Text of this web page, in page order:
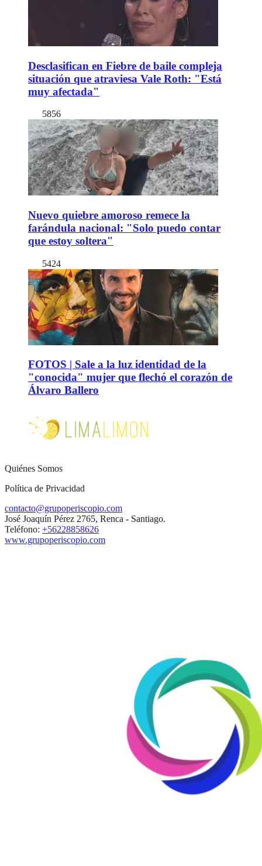
Desclasifican en Fiebre de baile compleja
situación que atraviesa Vale Roth: "Está
muy afectada"
5856
Nuevo quiebre amoroso remece la
farándula nacional: "Solo puedo contar
que estoy soltera"
5424
FOTOS | Sale a la luz identidad de la
"conocida" mujer que flechó el corazón de
Álvaro Ballero
Quiénes Somos
Política de Privacidad
contacto@grupoperiscopio.com
José Joaquín Pérez 2765, Renca - Santiago.
Teléfono: +56228858626
www.grupoperiscopio.com